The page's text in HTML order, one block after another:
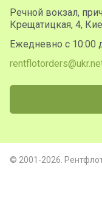
Речной вокзал,
Крещатицкая, 4,
Ежедневно с 10:00
© 2001-2026.